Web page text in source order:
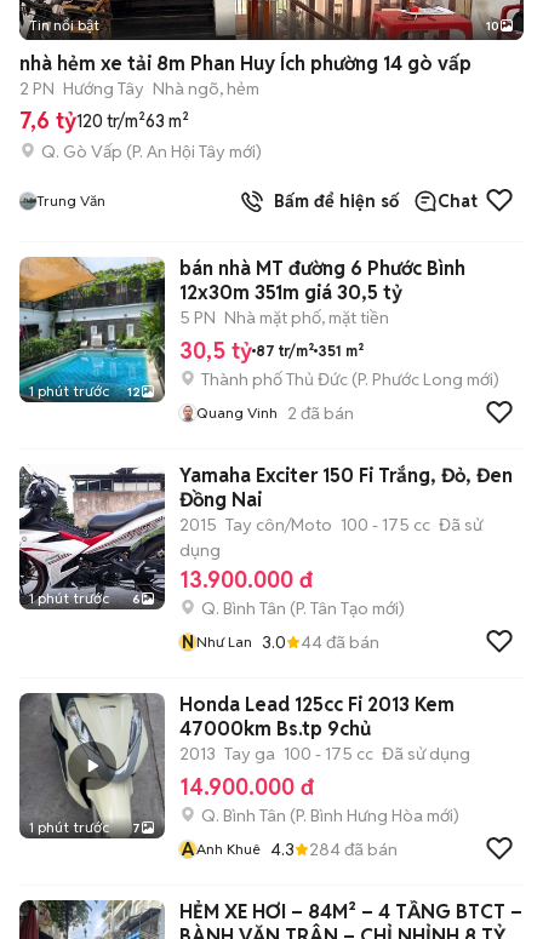
+2
Tin nổi bật 10
nhà hẻm xe tải 8m Phan Huy Ích phường 14 gò vấp
2 PN Hướng Tây Nhà ngõ, hẻm
7,6 tỷ120 tr/m²63 m²
Q. Gò Vấp (P. An Hội Tây mới)
Trung Văn Bấm để hiện số Chat
1 phút trước 12
bán nhà MT đường 6 Phước Bình
12x30m 351m giá 30,5 tỷ
5 PN Nhà mặt phố, mặt tiền
30,5 tỷ 87 tr/m² 351 m²
Thành phố Thủ Đức (P. Phước Long mới)
Quang Vinh 2 đã bán
1 phút trước 6
Yamaha Exciter 150 Fi Trắng, Đỏ, Đen
Đồng Nai
2015 Tay côn/Moto 100 - 175 cc Đã sử
dụng
13.900.000 đ
Q. Bình Tân (P. Tân Tạo mới)
NNhư Lan 3.0 44đã bán
1 phút trước 7
Honda Lead 125cc Fi 2013 Kem
47000km Bs.tp 9chủ
2013 Tay ga 100 - 175 cc Đã sử dụng
14.900.000 đ
Q. Bình Tân (P. Bình Hưng Hòa mới)
AAnh Khuê 4.3 284đã bán
HẺM XE HƠI – 84M² – 4 TẦNG BTCT –